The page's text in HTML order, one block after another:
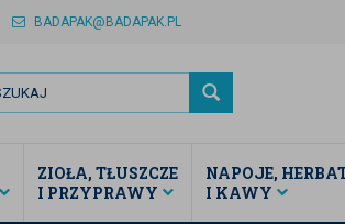
BADAPAK@BADAPAK.PL
ZIOŁA, TŁUSZCZE
I PRZYPRAWY
NAPOJE,
I KAWY